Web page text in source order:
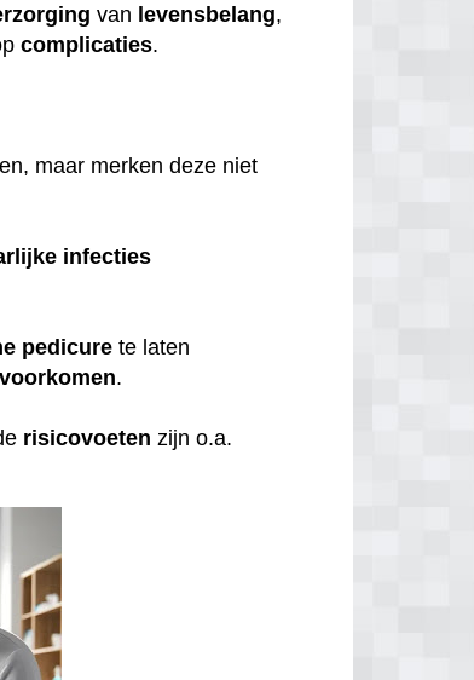
van levensbelang,
complicaties.
maar merken deze niet
infecties
pedicure te laten
voorkomen.
risicovoeten zijn o.a.